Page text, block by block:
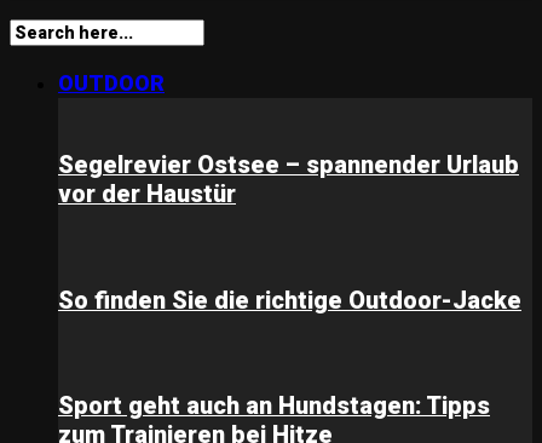
OUTDOOR
Segelrevier Ostsee – spannender Urlaub
vor der Haustür
So finden Sie die richtige Outdoor-Jacke
Sport geht auch an Hundstagen: Tipps
zum Trainieren bei Hitze